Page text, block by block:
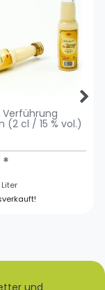
Verführung
(2 cl / 15 % vol.)
*
und